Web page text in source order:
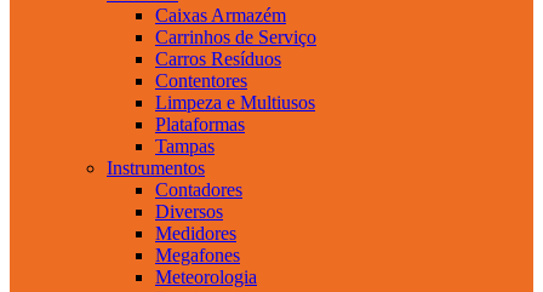
Caixas Armazém
Carrinhos de Serviço
Carros Resíduos
Contentores
Limpeza e Multiusos
Plataformas
Tampas
Instrumentos
Contadores
Diversos
Medidores
Megafones
Meteorologia